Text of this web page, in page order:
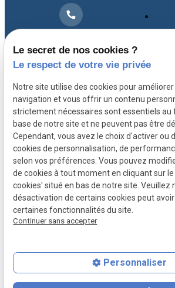
01 30 21 28 54
A propos
Avocat spécialiste en droit
Versailles, Maître CHEVILLARD-
accompagne avec expérience et
plus de 20 ans.
Le secret de nos cookies ?
Le respect de votre vie privée
Notre site utilise des cookies pour
navigation et vous offrir un contenu
strictement nécessaires sont essentiels
base de notre site et ne peuvent pas être
Cependant, vous avez le choix d'activer ou
cookies de personnalisation, de
selon vos préférences. Vous pouvez
de cookies à tout moment en cliquant sur le
cookies' situé en bas de notre site. Veuillez
désactivation de certains cookies peut
certaines fonctionnalités du site.
Continuer sans accepter
Personnaliser